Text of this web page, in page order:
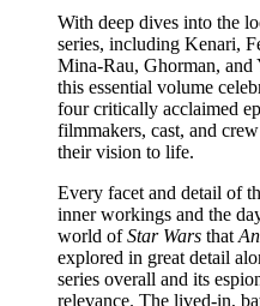
With deep dives into the
series, including Kenari,
Mina-Rau, Ghorman, and
this essential volume
four critically acclaimed
filmmakers, cast, and
their vision to life.
Every facet and detail of
inner workings and the
world ofStar Wars that
explored in great detail
series overall and its
relevance. The lived-in,